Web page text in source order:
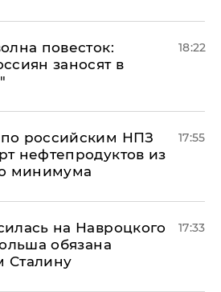
повесток:
заносят в
18:22
российским НПЗ
нефтепродуктов из
минимума
17:55
на Навроцкого
обязана
Сталину
17:33